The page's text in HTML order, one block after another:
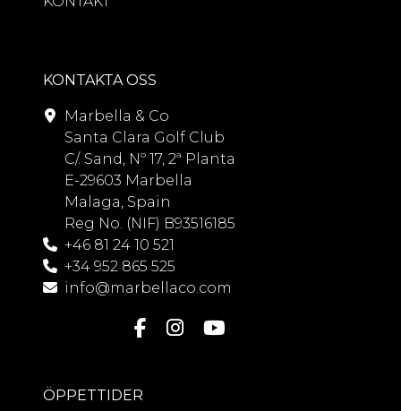
KONTAKTA OSS
Marbella & Co
Santa Clara Golf Club
C/. Sand, Nº 17, 2ª Planta
E-29603 Marbella
Malaga, Spain
Reg No. (NIF) B93516185
+46 81 24 10 521
+34 952 865 525
info@marbellaco.com
ÖPPETTIDER